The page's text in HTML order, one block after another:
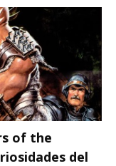
of the
del